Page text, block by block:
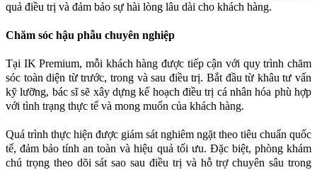
quả điều trị và đảm bảo sự hài lòng lâu dài cho khách hàng.
Chăm sóc hậu phẫu chuyên nghiệp
Tại IK Premium, mỗi khách hàng được tiếp cận với quy trình chăm
sóc toàn diện từ trước, trong và sau điều trị. Bắt đầu từ khâu tư vấn
kỹ lưỡng, bác sĩ sẽ xây dựng kế hoạch điều trị cá nhân hóa phù hợp
với tình trạng thực tế và mong muốn của khách hàng.
Quá trình thực hiện được giám sát nghiêm ngặt theo tiêu chuẩn quốc
tế, đảm bảo tính an toàn và hiệu quả tối ưu. Đặc biệt, phòng khám
chú trọng theo dõi sát sao sau điều trị và hỗ trợ chuyên sâu trong